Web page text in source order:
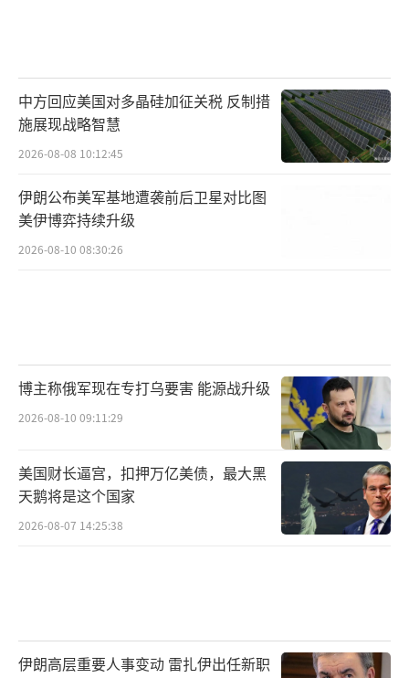
中方回应美国对多晶硅加征关税 反制措
施展现战略智慧
2026-08-08 10:12:45
伊朗公布美军基地遭袭前后卫星对比图
美伊博弈持续升级
2026-08-10 08:30:26
博主称俄军现在专打乌要害 能源战升级
2026-08-10 09:11:29
美国财长逼宫，扣押万亿美债，最大黑
天鹅将是这个国家
2026-08-07 14:25:38
伊朗高层重要人事变动 雷扎伊出任新职